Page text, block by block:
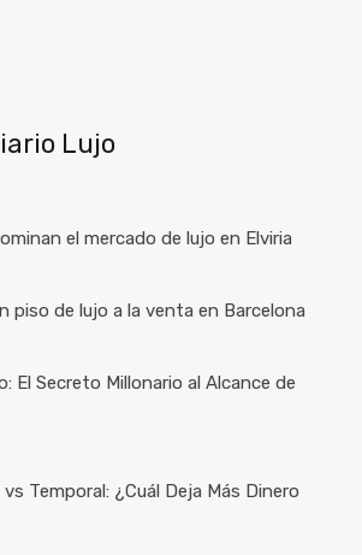
Lujo
el mercado de lujo en Elviria
piso de lujo a la venta en Barcelona
El Secreto Millonario al Alcance de
Temporal: ¿Cuál Deja Más Dinero